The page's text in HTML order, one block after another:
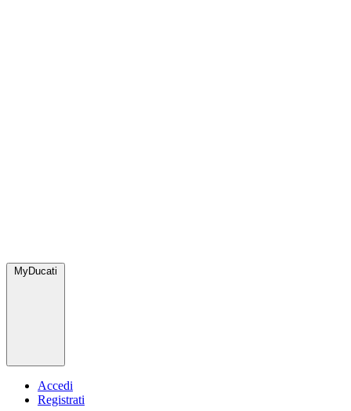
MyDucati
Accedi
Registrati